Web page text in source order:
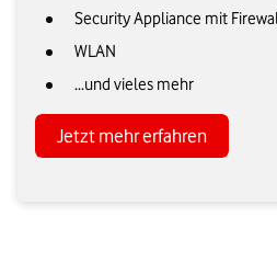
Security Appliance mit
WLAN
...und vieles mehr
Jetzt mehr erfahren